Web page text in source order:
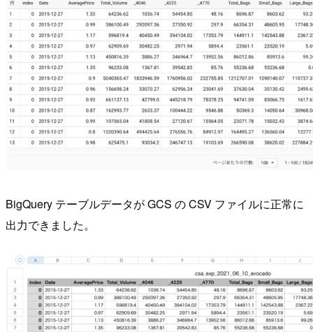
BigQuery テーブルデータが GCS の CSV ファイルに正常に
出力できました。